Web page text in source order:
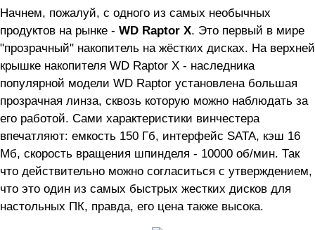
Начнем, пожалуй, с одного из самых необычных
продуктов на рынке - WD Raptor X. Это первый в мире
"прозрачный" накопитель на жёстких дисках. На верхней
крышке накопителя WD Raptor X - наследника
популярной модели WD Raptor установлена большая
прозрачная линза, сквозь которую можно наблюдать за
его работой. Сами характеристики винчестера
впечатляют: емкость 150 Гб, интерфейс SATA, кэш 16
Мб, скорость вращения шпинделя - 10000 об/мин. Так
что действительно можно согласиться с утверждением,
что это один из самых быстрых жестких дисков для
настольных ПК, правда, его цена также высока.